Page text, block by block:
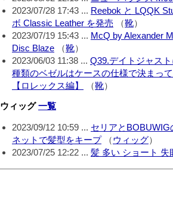
2023/07/28 17:43 ... Reebok と LQQK
ボ Classic Leather を発売 （靴）
2023/07/19 15:43 ... McQ by Alexander
Disc Blaze （靴）
2023/06/03 11:38 ... Q39.デイトジャス
種類のベゼルはケースの仕様で決まっ
【ロレックス編】
（靴）
ウィッグ一覧
2023/09/12 10:59 ... セリアと
ネットで髪型をキープ（ウィッグ）
2023/07/25 12:22 ... 髪 多い ショート 失